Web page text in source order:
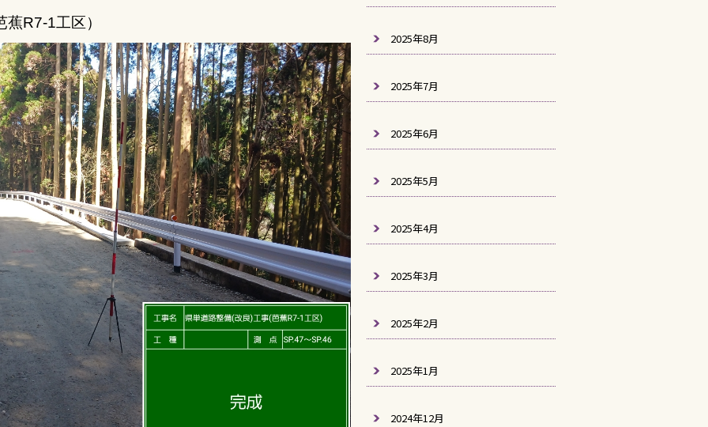
R7-1工区）
2025年8月
2025年7月
2025年6月
2025年5月
2025年4月
2025年3月
2025年2月
2025年1月
2024年12月